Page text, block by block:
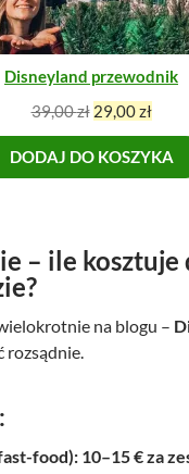
o
s
i
ł
a
5
0
ł
s
i
:
3
9
0
0
.
Disneyland przewodnik
39,00zł P
i
e
r
t
n
c
n
29,00złA
k
t
u
n
a
e
o
DODAJ DO KOSZYKA
– ile kosztuje
na blogu –
rozsądnie.
food): 10–15 € za